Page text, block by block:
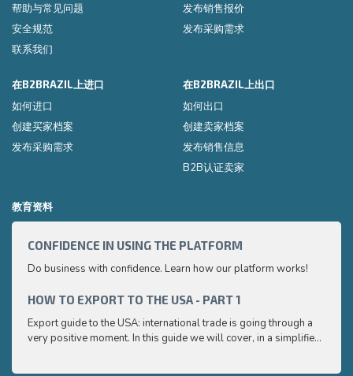
帮助与常见问题
安全规范
联系我们
发布销售报价
发布采购需求
在B2BRAZIL上进口
如何进口
创建买家档案
发布采购需求
在B2BRAZIL上出口
如何出口
创建卖家档案
发布销售信息
B2B认证卖家
教育资料
CONFIDENCE IN USING THE PLATFORM
Do business with confidence. Learn how our platform works!
HOW TO EXPORT TO THE USA - PART 1
Export guide to the USA: international trade is going through a
very positive moment. In this guide we will cover, in a simplified
to